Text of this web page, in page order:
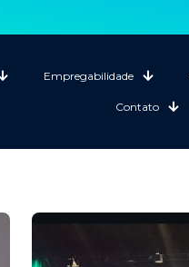
Empregabilidade
Contato